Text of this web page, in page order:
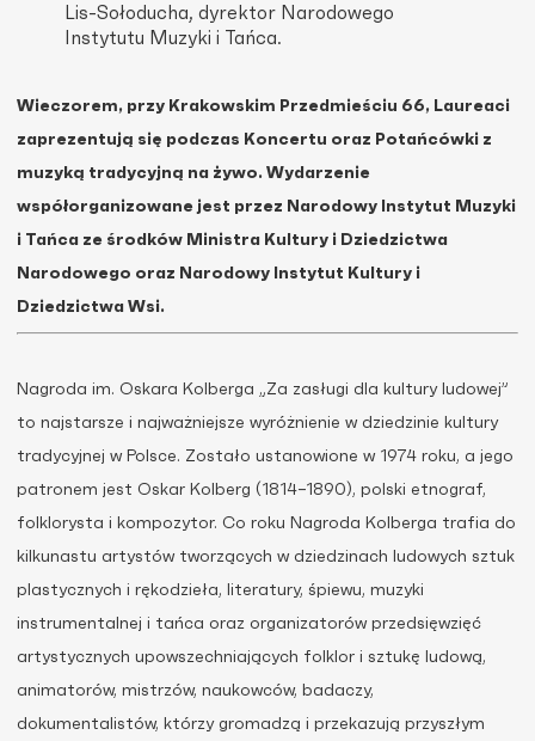
Lis-Sołoducha, dyrektor Narodowego
Instytutu Muzyki i Tańca.
Wieczorem, przy Krakowskim Przedmieściu 66, Laureaci
zaprezentują się podczas Koncertu oraz Potańcówki z
muzyką tradycyjną na żywo. Wydarzenie
współorganizowane jest przez Narodowy Instytut Muzyki
i Tańca ze środków Ministra Kultury i Dziedzictwa
Narodowego oraz Narodowy Instytut Kultury i
Dziedzictwa Wsi.
Nagroda im. Oskara Kolberga „Za zasługi dla kultury ludowej”
to najstarsze i najważniejsze wyróżnienie w dziedzinie kultury
tradycyjnej w Polsce. Zostało ustanowione w 1974 roku, a jego
patronem jest Oskar Kolberg (1814–1890), polski etnograf,
folklorysta i kompozytor. Co roku Nagroda Kolberga trafia do
kilkunastu artystów tworzących w dziedzinach ludowych sztuk
plastycznych i rękodzieła, literatury, śpiewu, muzyki
instrumentalnej i tańca oraz organizatorów przedsięwzięć
artystycznych upowszechniających folklor i sztukę ludową,
animatorów, mistrzów, naukowców, badaczy,
dokumentalistów, którzy gromadzą i przekazują przyszłym